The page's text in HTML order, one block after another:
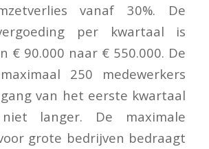
vanaf 30%. De
per kwartaal is
€ 90.000 naar € 550.000. De
250 medewerkers
van het eerste kwartaal
langer. De maximale
grote bedrijven bedraagt